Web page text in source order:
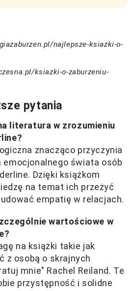
najlepsze-ksiazki-o-
ksiazki-o-zaburzeniu-
pytania
literatura w zrozumieniu
znacząco przyczynia
emocjonalnego świata osób
Dzięki książkom
na temat ich przeżyć
empatię w relacjach.
wartościowe w
na książki takie jak
z osobą o skrajnych
mnie" Rachel Reiland. Te
przystępność i solidne